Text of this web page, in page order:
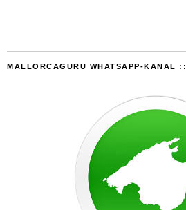
MALLORCAGURU WHATSAPP-KANAL ::